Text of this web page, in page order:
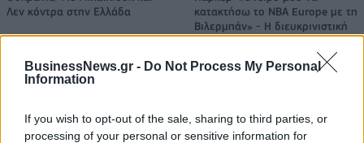
BusinessNews.gr - Do Not Process My Personal
Information
If you wish to opt-out of the sale, sharing to third parties, or
processing of your personal or sensitive information for
Λεν κόντρα στην Ελλάδα
κατακτήσω το ΝΒΑ Europe με τη
Βιλερμπάν» - Η διευκρινιστική
ανάρτηση που έκανε
εκατ. ευρώ τα EBITDA